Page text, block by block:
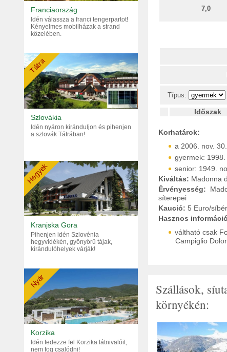
Franciaország
Idén válassza a franci tengerpartot!
Kényelmes mobilházak a strand
közelében.
Tátra
Szlovákia
Idén nyáron kiránduljon és pihenjen
a szlovák Tátrában!
Hegyek
Kranjska Gora
Pihenjen idén Szlovénia
hegyvidékén, gyönyörű tájak,
kirándulóhelyek várják!
Nyár
Korzika
Idén fedezze fel Korzika látnivalóit,
nem fog csalódni!
7,0
Típus:
Időszak
Korhatárok:
a 2006. nov.
gyermek:
senior: 1949.
Kiváltás: Madonna
Érvényesség:
síterepei
Kaució: 5 Euro/
Hasznos
váltható csak
Campiglio
Szállások,
környékén: